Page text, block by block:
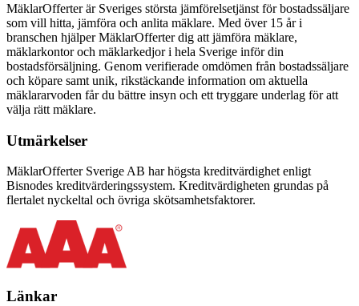
MäklarOfferter är Sveriges största jämförelsetjänst för bostadssäljare
som vill hitta, jämföra och anlita mäklare. Med över 15 år i
branschen hjälper MäklarOfferter dig att jämföra mäklare,
mäklarkontor och mäklarkedjor i hela Sverige inför din
bostadsförsäljning. Genom verifierade omdömen från bostadssäljare
och köpare samt unik, rikstäckande information om aktuella
mäklararvoden får du bättre insyn och ett tryggare underlag för att
välja rätt mäklare.
Utmärkelser
MäklarOfferter Sverige AB har högsta kreditvärdighet enligt
Bisnodes kreditvärderingssystem. Kreditvärdigheten grundas på
flertalet nyckeltal och övriga skötsamhetsfaktorer.
Länkar